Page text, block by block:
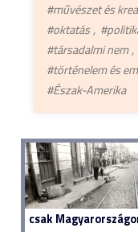
#művészet és
#oktatás
#társadalmi nem
#történelem és
#Észak-Amerika
csak